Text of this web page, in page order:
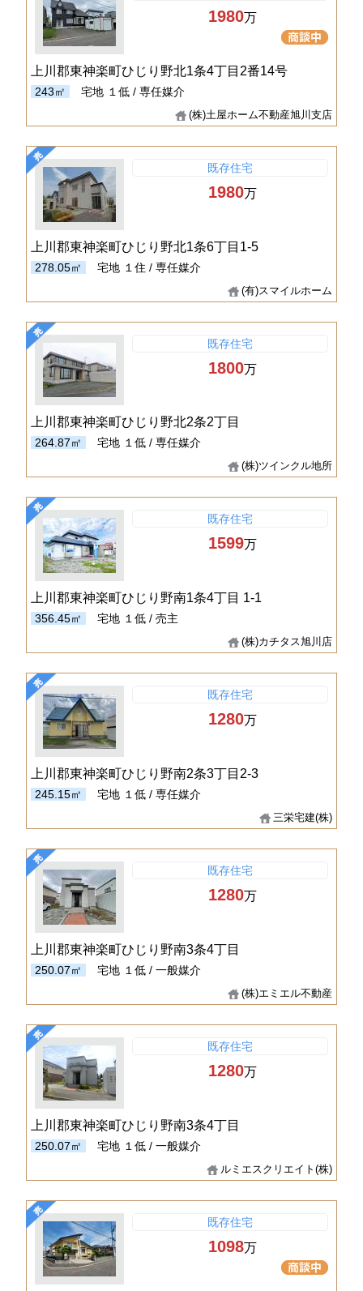
1980万
上川郡東神楽町ひじり野北1条4丁目2番14号
243㎡ 宅地 １低 / 専任媒介
(株)土屋ホーム不動産旭川支店
既存住宅
1980万
上川郡東神楽町ひじり野北1条6丁目1-5
278.05㎡ 宅地 １住 / 専任媒介
(有)スマイルホーム
既存住宅
1800万
上川郡東神楽町ひじり野北2条2丁目
264.87㎡ 宅地 １低 / 専任媒介
(株)ツインクル地所
既存住宅
1599万
上川郡東神楽町ひじり野南1条4丁目 1-1
356.45㎡ 宅地 １低 / 売主
(株)カチタス旭川店
既存住宅
1280万
上川郡東神楽町ひじり野南2条3丁目2-3
245.15㎡ 宅地 １低 / 専任媒介
三栄宅建(株)
既存住宅
1280万
上川郡東神楽町ひじり野南3条4丁目
250.07㎡ 宅地 １低 / 一般媒介
(株)エミエル不動産
既存住宅
1280万
上川郡東神楽町ひじり野南3条4丁目
250.07㎡ 宅地 １低 / 一般媒介
ルミエスクリエイト(株)
既存住宅
1098万